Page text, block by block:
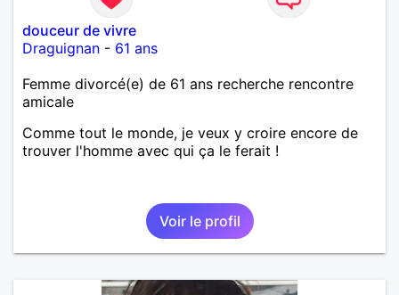
douceur de vivre
Draguignan - 61 ans
Femme divorcé(e) de 61 ans recherche rencontre
amicale
Comme tout le monde, je veux y croire encore de
trouver l'homme avec qui ça le ferait !
Voir le profil